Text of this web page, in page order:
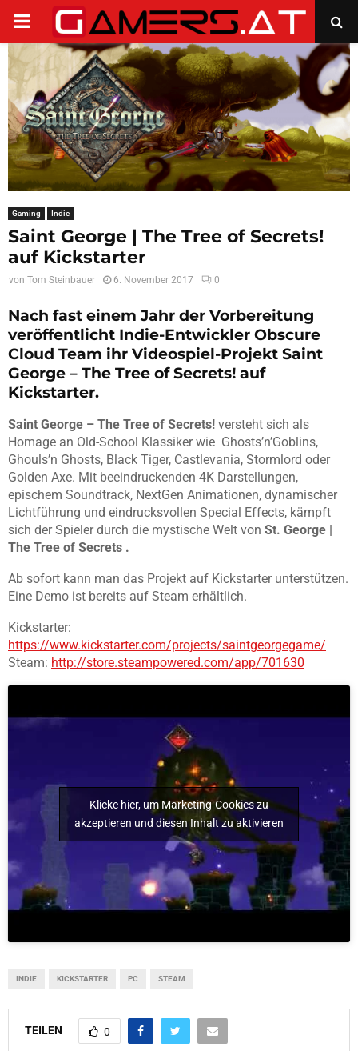
PRIMARY
MENU
Gaming Indie
Saint George | The Tree of Secrets!
auf Kickstarter
von Tom Steinbauer 6. November 2017 0
Nach fast einem Jahr der Vorbereitung
veröffentlicht Indie-Entwickler Obscure
Cloud Team ihr Videospiel-Projekt Saint
George – The Tree of Secrets! auf
Kickstarter.
Saint George – The Tree of Secrets! versteht sich als
Homage an Old-School Klassiker wie Ghosts’n’Goblins,
Ghouls’n Ghosts, Black Tiger, Castlevania, Stormlord oder
Golden Axe. Mit beeindruckenden 4K Darstellungen,
epischem Soundtrack, NextGen Animationen, dynamischer
Lichtführung und eindrucksvollen Special Effects, kämpft
sich der Spieler durch die mystische Welt von St. George |
The Tree of Secrets .
Ab sofort kann man das Projekt auf Kickstarter unterstützen.
Eine Demo ist bereits auf Steam erhältlich.
Kickstarter:
https://www.kickstarter.com/projects/saintgeorgegame/
Steam: http://store.steampowered.com/app/701630
Klicke hier, um Marketing-Cookies zu
akzeptieren und diesen Inhalt zu aktivieren
INDIE KICKSTARTER PC STEAM
TEILEN 0